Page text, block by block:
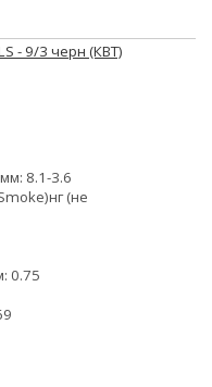
- 9/3 черн (КВТ)
8.1-3.6
нг (не
0.75